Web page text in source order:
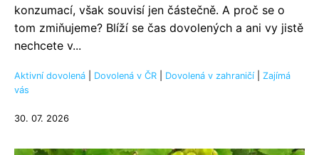
konzumací, však souvisí jen částečně. A proč se o
tom zmiňujeme? Blíží se čas dovolených a ani vy jistě
nechcete v...
Aktivní dovolená Dovolená v ČR Dovolená v zahraničí
Zajímá
vás
30. 07. 2026